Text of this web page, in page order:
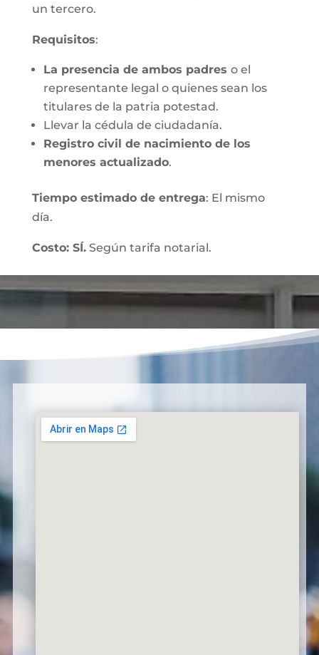
un tercero.
Requisitos:
La presencia de ambos padres o el
representante legal o quienes sean los
titulares de la patria potestad.
Llevar la cédula de ciudadanía.
Registro civil de nacimiento de los
menores actualizado.
Tiempo estimado de entrega: El mismo
día.
Costo: SÍ.Según tarifa notarial.